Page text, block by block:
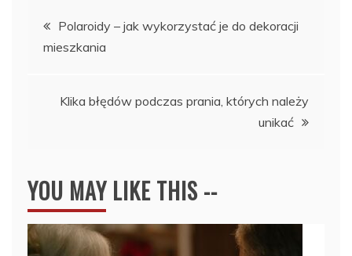
Nawigacja
wpisu
Polaroidy – jak wykorzystać je do dekoracji
mieszkania
Klika błędów podczas prania, których należy
unikać
YOU MAY LIKE THIS --